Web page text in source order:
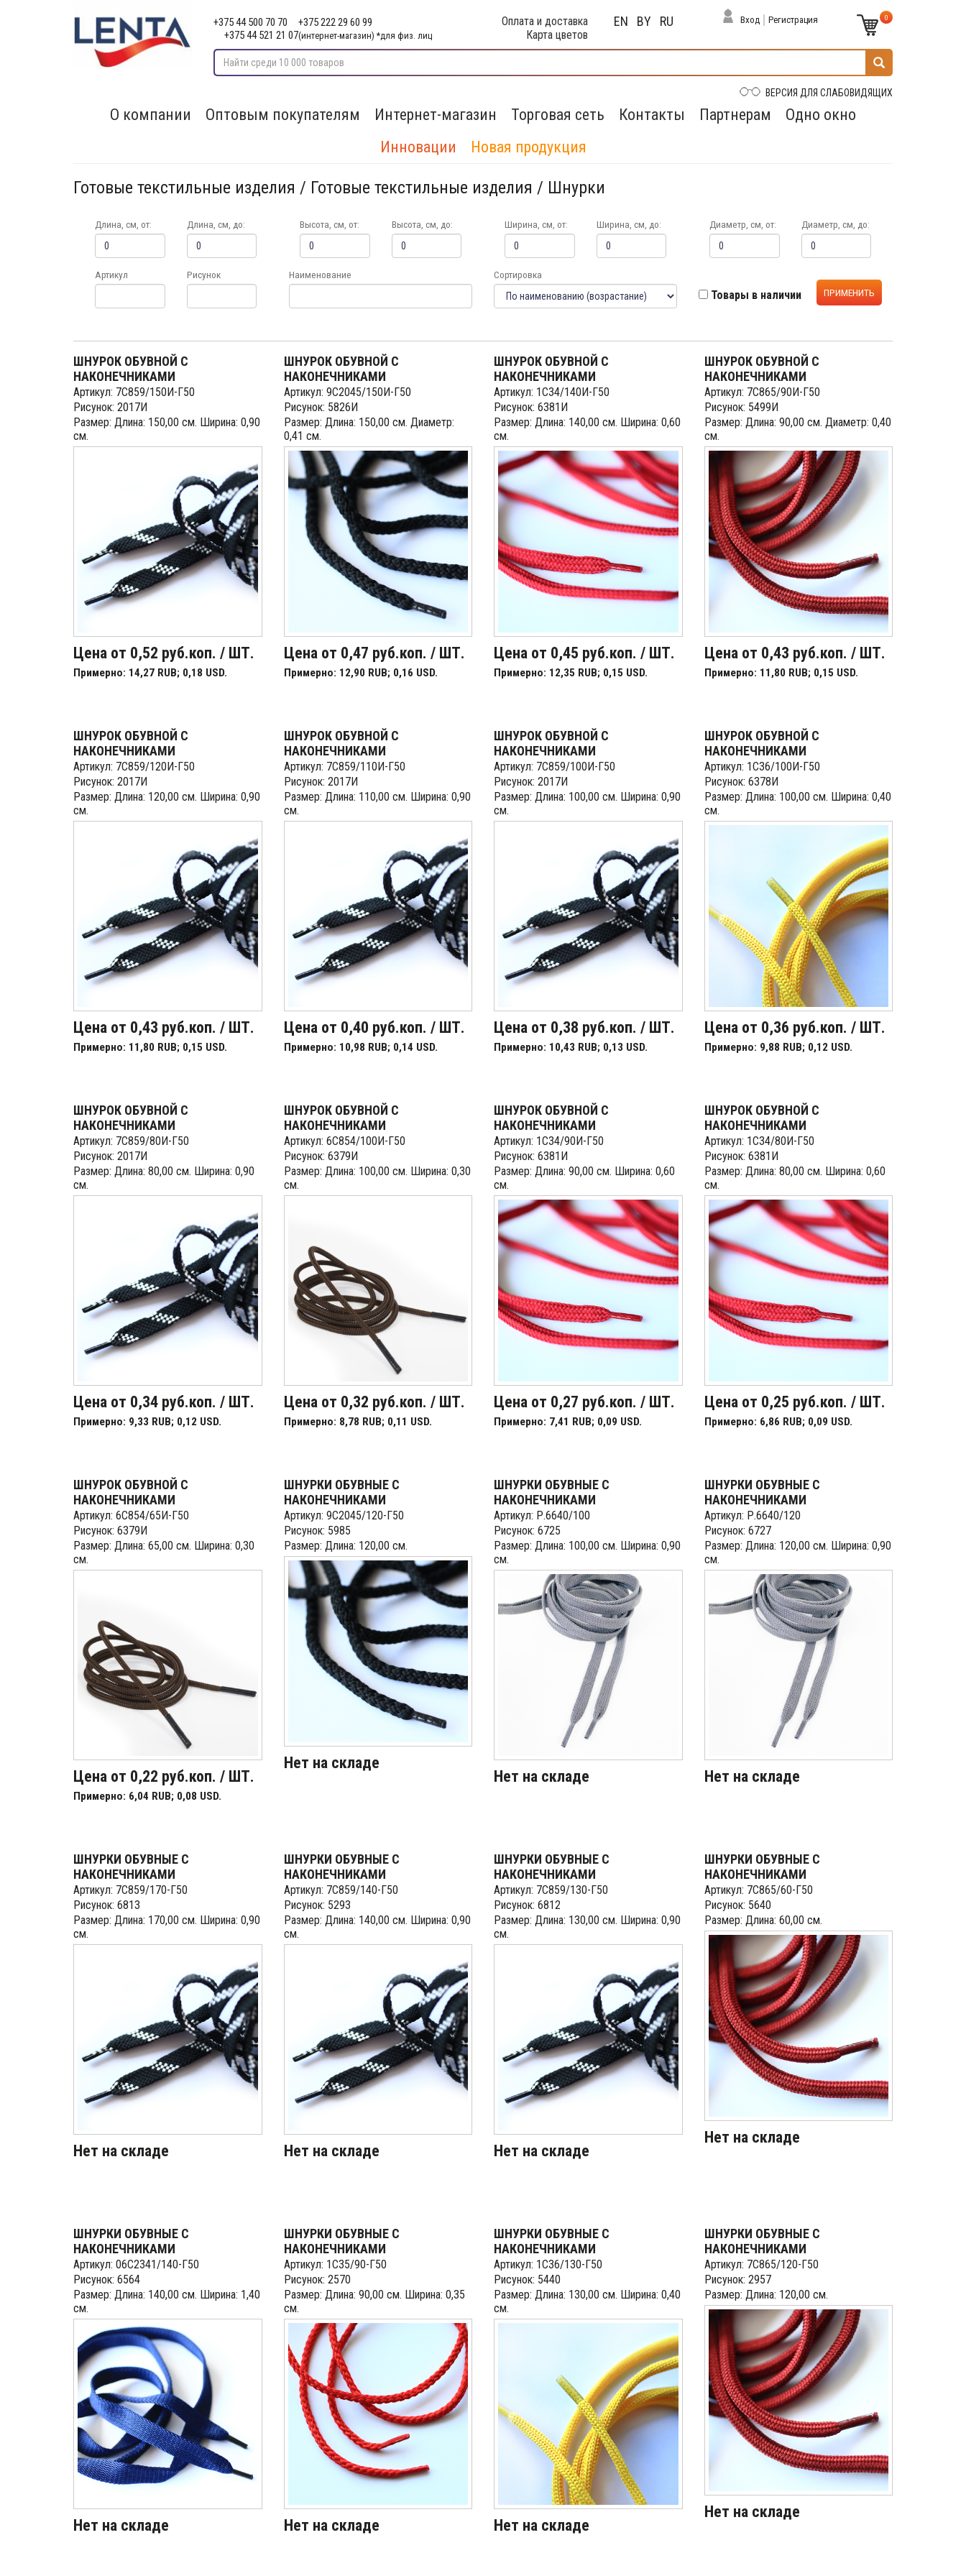
+375 44 500 70 70
+375 222 29 60 99
+375 44 521 21 07(интернет-магазин) *для физ. лиц
Оплата и доставка
Карта цветов
EN BY RU Вход Регистрация 0
ВЕРСИЯ ДЛЯ СЛАБОВИДЯЩИХ
О компании Оптовым покупателям Интернет-магазин Торговая сеть Контакты Партнерам
Одно окно
Инновации
Новая продукция
Готовые текстильные изделия / Готовые текстильные изделия / Шнурки
Длина, см, от: Длина, см, до: Высота, см, от: Высота, см, до: Ширина, см, от: Ширина, см, до: Диаметр, см, от: Диаметр, см, до:
Артикул Рисунок Наименование Сортировка
Товары в наличии ПРИМЕНИТЬ
ШНУРОК ОБУВНОЙ С
НАКОНЕЧНИКАМИ
Артикул: 7С859/150И-Г50
Рисунок: 2017И
Размер: Длина: 150,00 см. Ширина: 0,90
см.
Цена от 0,52 руб.коп. / ШТ.
Примерно: 14,27 RUB; 0,18 USD.
ШНУРОК ОБУВНОЙ С
НАКОНЕЧНИКАМИ
Артикул: 9С2045/150И-Г50
Рисунок: 5826И
Размер: Длина: 150,00 см. Диаметр:
0,41 см.
Цена от 0,47 руб.коп. / ШТ.
Примерно: 12,90 RUB; 0,16 USD.
ШНУРОК ОБУВНОЙ С
НАКОНЕЧНИКАМИ
Артикул: 1С34/140И-Г50
Рисунок: 6381И
Размер: Длина: 140,00 см. Ширина: 0,60
см.
Цена от 0,45 руб.коп. / ШТ.
Примерно: 12,35 RUB; 0,15 USD.
ШНУРОК ОБУВНОЙ С
НАКОНЕЧНИКАМИ
Артикул: 7С865/90И-Г50
Рисунок: 5499И
Размер: Длина: 90,00 см. Диаметр: 0,40
см.
Цена от 0,43 руб.коп. / ШТ.
Примерно: 11,80 RUB; 0,15 USD.
ШНУРОК ОБУВНОЙ С
НАКОНЕЧНИКАМИ
Артикул: 7С859/120И-Г50
Рисунок: 2017И
Размер: Длина: 120,00 см. Ширина: 0,90
см.
Цена от 0,43 руб.коп. / ШТ.
Примерно: 11,80 RUB; 0,15 USD.
ШНУРОК ОБУВНОЙ С
НАКОНЕЧНИКАМИ
Артикул: 7С859/110И-Г50
Рисунок: 2017И
Размер: Длина: 110,00 см. Ширина: 0,90
см.
Цена от 0,40 руб.коп. / ШТ.
Примерно: 10,98 RUB; 0,14 USD.
ШНУРОК ОБУВНОЙ С
НАКОНЕЧНИКАМИ
Артикул: 7С859/100И-Г50
Рисунок: 2017И
Размер: Длина: 100,00 см. Ширина: 0,90
см.
Цена от 0,38 руб.коп. / ШТ.
Примерно: 10,43 RUB; 0,13 USD.
ШНУРОК ОБУВНОЙ С
НАКОНЕЧНИКАМИ
Артикул: 1С36/100И-Г50
Рисунок: 6378И
Размер: Длина: 100,00 см. Ширина: 0,40
см.
Цена от 0,36 руб.коп. / ШТ.
Примерно: 9,88 RUB; 0,12 USD.
ШНУРОК ОБУВНОЙ С
НАКОНЕЧНИКАМИ
Артикул: 7С859/80И-Г50
Рисунок: 2017И
Размер: Длина: 80,00 см. Ширина: 0,90
см.
Цена от 0,34 руб.коп. / ШТ.
Примерно: 9,33 RUB; 0,12 USD.
ШНУРОК ОБУВНОЙ С
НАКОНЕЧНИКАМИ
Артикул: 6С854/100И-Г50
Рисунок: 6379И
Размер: Длина: 100,00 см. Ширина: 0,30
см.
Цена от 0,32 руб.коп. / ШТ.
Примерно: 8,78 RUB; 0,11 USD.
ШНУРОК ОБУВНОЙ С
НАКОНЕЧНИКАМИ
Артикул: 1С34/90И-Г50
Рисунок: 6381И
Размер: Длина: 90,00 см. Ширина: 0,60
см.
Цена от 0,27 руб.коп. / ШТ.
Примерно: 7,41 RUB; 0,09 USD.
ШНУРОК ОБУВНОЙ С
НАКОНЕЧНИКАМИ
Артикул: 1С34/80И-Г50
Рисунок: 6381И
Размер: Длина: 80,00 см. Ширина: 0,60
см.
Цена от 0,25 руб.коп. / ШТ.
Примерно: 6,86 RUB; 0,09 USD.
ШНУРОК ОБУВНОЙ С
НАКОНЕЧНИКАМИ
Артикул: 6С854/65И-Г50
Рисунок: 6379И
Размер: Длина: 65,00 см. Ширина: 0,30
см.
Цена от 0,22 руб.коп. / ШТ.
Примерно: 6,04 RUB; 0,08 USD.
ШНУРКИ ОБУВНЫЕ С
НАКОНЕЧНИКАМИ
Артикул: 9С2045/120-Г50
Рисунок: 5985
Размер: Длина: 120,00 см.
Нет на складе
ШНУРКИ ОБУВНЫЕ С
НАКОНЕЧНИКАМИ
Артикул: Р.6640/100
Рисунок: 6725
Размер: Длина: 100,00 см. Ширина: 0,90
см.
Нет на складе
ШНУРКИ ОБУВНЫЕ С
НАКОНЕЧНИКАМИ
Артикул: Р.6640/120
Рисунок: 6727
Размер: Длина: 120,00 см. Ширина: 0,90
см.
Нет на складе
ШНУРКИ ОБУВНЫЕ С
НАКОНЕЧНИКАМИ
Артикул: 7С859/170-Г50
Рисунок: 6813
Размер: Длина: 170,00 см. Ширина: 0,90
см.
Нет на складе
ШНУРКИ ОБУВНЫЕ С
НАКОНЕЧНИКАМИ
Артикул: 7С859/140-Г50
Рисунок: 5293
Размер: Длина: 140,00 см. Ширина: 0,90
см.
Нет на складе
ШНУРКИ ОБУВНЫЕ С
НАКОНЕЧНИКАМИ
Артикул: 7С859/130-Г50
Рисунок: 6812
Размер: Длина: 130,00 см. Ширина: 0,90
см.
Нет на складе
ШНУРКИ ОБУВНЫЕ С
НАКОНЕЧНИКАМИ
Артикул: 7С865/60-Г50
Рисунок: 5640
Размер: Длина: 60,00 см.
Нет на складе
ШНУРКИ ОБУВНЫЕ С
НАКОНЕЧНИКАМИ
Артикул: 06С2341/140-Г50
Рисунок: 6564
Размер: Длина: 140,00 см. Ширина: 1,40
см.
Нет на складе
ШНУРКИ ОБУВНЫЕ С
НАКОНЕЧНИКАМИ
Артикул: 1С35/90-Г50
Рисунок: 2570
Размер: Длина: 90,00 см. Ширина: 0,35
см.
Нет на складе
ШНУРКИ ОБУВНЫЕ С
НАКОНЕЧНИКАМИ
Артикул: 1С36/130-Г50
Рисунок: 5440
Размер: Длина: 130,00 см. Ширина: 0,40
см.
Нет на складе
ШНУРКИ ОБУВНЫЕ С
НАКОНЕЧНИКАМИ
Артикул: 7С865/120-Г50
Рисунок: 2957
Размер: Длина: 120,00 см.
Нет на складе